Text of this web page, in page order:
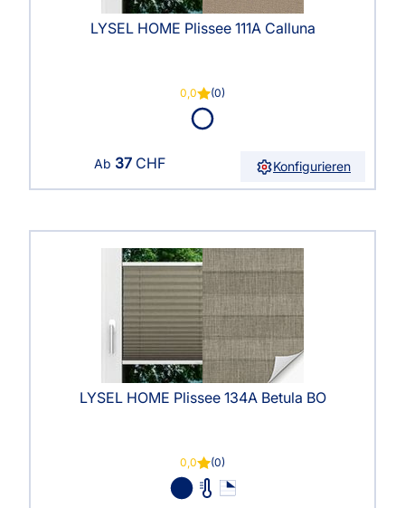
LYSEL HOME Plissee 111A Calluna
0,0 (0)
Ab 37CHF Konfigurieren
LYSEL HOME Plissee 134A Betula BO
0,0 (0)